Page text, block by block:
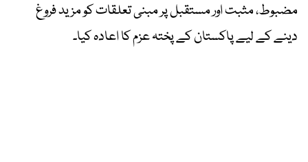
مضبوط، مثبت اور مستقبل پر مبنی تعلقات کو مزید فروغ
دینے کے لیے پاکستان کے پختہ عزم کا اعادہ کیا۔